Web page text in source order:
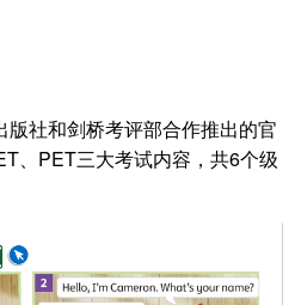
社和剑桥考评部合作推出的官
、PET三大考试内容，共6个级